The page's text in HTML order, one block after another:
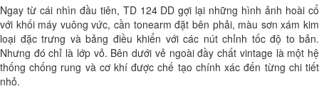
Ngay từ cái nhìn đầu tiên, TD 124 DD gợi lại những hình ảnh hoài cổ
với khối máy vuông vức, cần tonearm đặt bên phải, màu sơn xám kim
loại đặc trưng và bảng điều khiển với các nút chỉnh tốc độ to bản.
Nhưng đó chỉ là lớp vỏ. Bên dưới vẻ ngoài đầy chất vintage là một hệ
thống chống rung và cơ khí được chế tạo chính xác đến từng chi tiết
nhỏ.